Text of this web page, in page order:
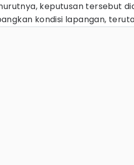
keputusan tersebut
kondisi lapangan,